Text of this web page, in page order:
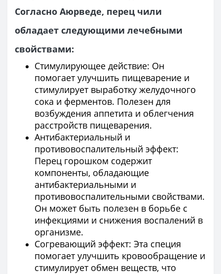
Согласно Аюрведе, перец чили
обладает следующими лечебными
свойствами:
Стимулирующее действие: Он
помогает улучшить пищеварение и
стимулирует выработку желудочного
сока и ферментов. Полезен для
возбуждения аппетита и облегчения
расстройств пищеварения.
Антибактериальный и
противовоспалительный эффект:
Перец горошком содержит
компоненты, обладающие
антибактериальными и
противовоспалительными свойствами.
Он может быть полезен в борьбе с
инфекциями и снижения воспалений в
организме.
Согревающий эффект: Эта специя
помогает улучшить кровообращение и
стимулирует обмен веществ, что